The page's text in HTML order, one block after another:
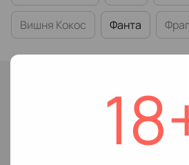
Вишня Кокос Фанта